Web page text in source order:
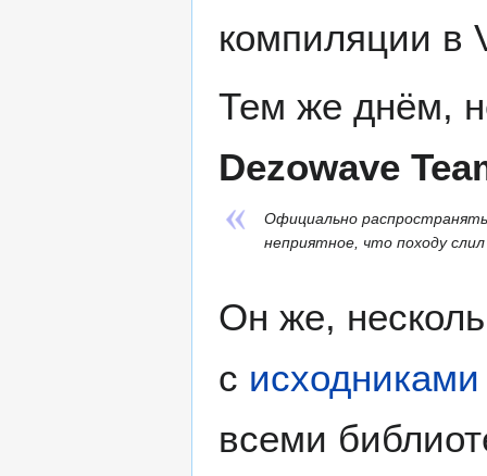
компиляции в
Тем же днём,
Dezowave
Официально
неприятное, что походу
Он же,
с
всеми